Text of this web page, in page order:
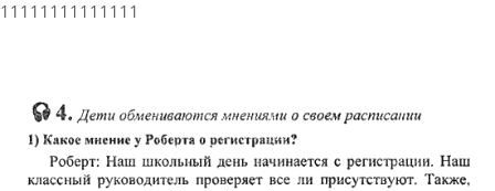
11111111111111